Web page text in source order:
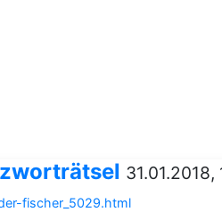
31.01.2018,
fischer_5029.html